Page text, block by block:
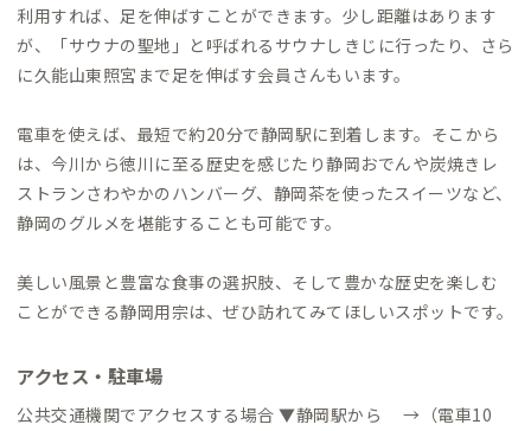
利用すれば、足を伸ばすことができます。少し距離はあります
が、「サウナの聖地」と呼ばれるサウナしきじに行ったり、さら
に久能山東照宮まで足を伸ばす会員さんもいます。
電車を使えば、最短で約20分で静岡駅に到着します。そこから
は、今川から徳川に至る歴史を感じたり静岡おでんや炭焼きレ
ストランさわやかのハンバーグ、静岡茶を使ったスイーツなど、
静岡のグルメを堪能することも可能です。
美しい風景と豊富な食事の選択肢、そして豊かな歴史を楽しむ
ことができる静岡用宗は、ぜひ訪れてみてほしいスポットです。
アクセス・駐車場
公共交通機関でアクセスする場合 ▼静岡駅から →（電車10